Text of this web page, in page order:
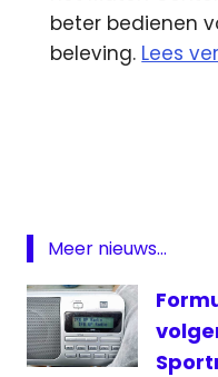
beter bedienen
beleving. Lees
Sporza
Studio
Brussel
VRT
Meer nieuws...